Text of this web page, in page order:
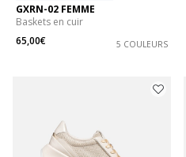
GXRN-02 FEMME
Baskets en cuir
65,00€
5 COULEURS